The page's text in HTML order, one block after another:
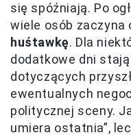
się spóźniają. Po
wiele osób zaczyna
huśtawkę. Dla
dodatkowe dni
dotyczących
ewentualnych
politycznej sceny.
umiera ostatnia”,